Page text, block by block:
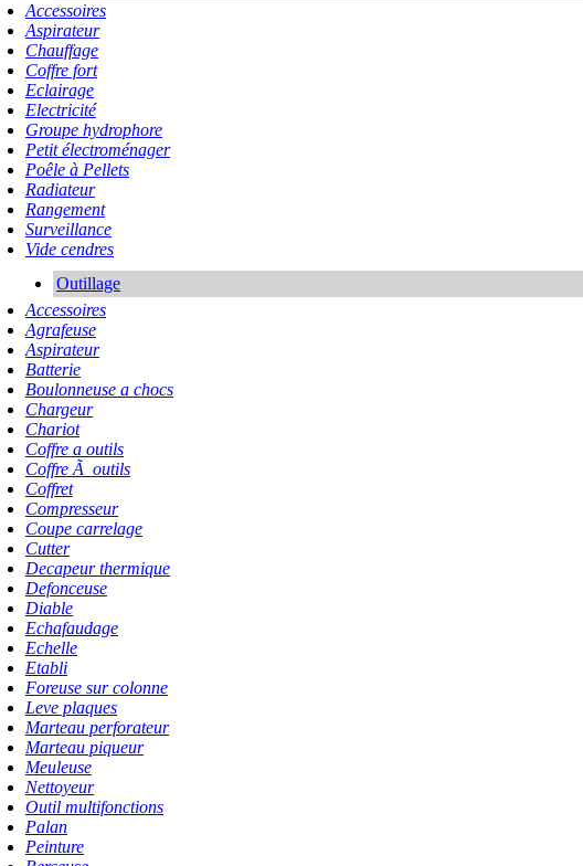
Accessoires
Aspirateur
Chauffage
Coffre fort
Eclairage
Electricité
Groupe hydrophore
Petit électroménager
Poêle à Pellets
Radiateur
Rangement
Surveillance
Vide cendres
Outillage
Accessoires
Agrafeuse
Aspirateur
Batterie
Boulonneuse a chocs
Chargeur
Chariot
Coffre a outils
Coffre Ã outils
Coffret
Compresseur
Coupe carrelage
Cutter
Decapeur thermique
Defonceuse
Diable
Echafaudage
Echelle
Etabli
Foreuse sur colonne
Leve plaques
Marteau perforateur
Marteau piqueur
Meuleuse
Nettoyeur
Outil multifonctions
Palan
Peinture